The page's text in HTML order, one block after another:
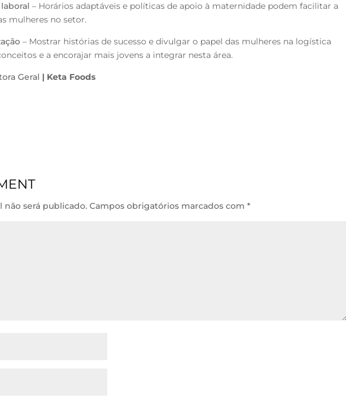
– Horários adaptáveis e políticas de apoio à maternidade podem facilitar a
mulheres no setor.
– Mostrar histórias de sucesso e divulgar o papel das mulheres na logística
e a encorajar mais jovens a integrar nesta área.
Geral | Keta Foods
não será publicado. Campos obrigatórios marcados com*